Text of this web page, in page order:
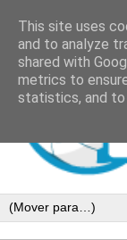
This site uses
and to analyze
shared with
metrics to
statistics, and to